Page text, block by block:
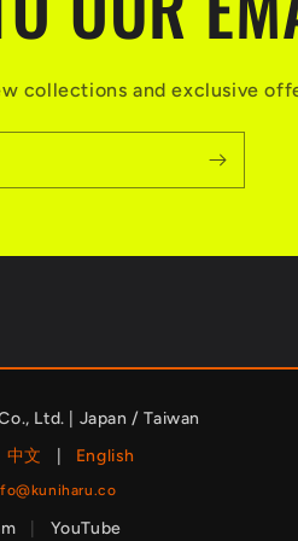
collections and exclusive
Ltd. | Japan / Taiwan
中文 English
YouTube